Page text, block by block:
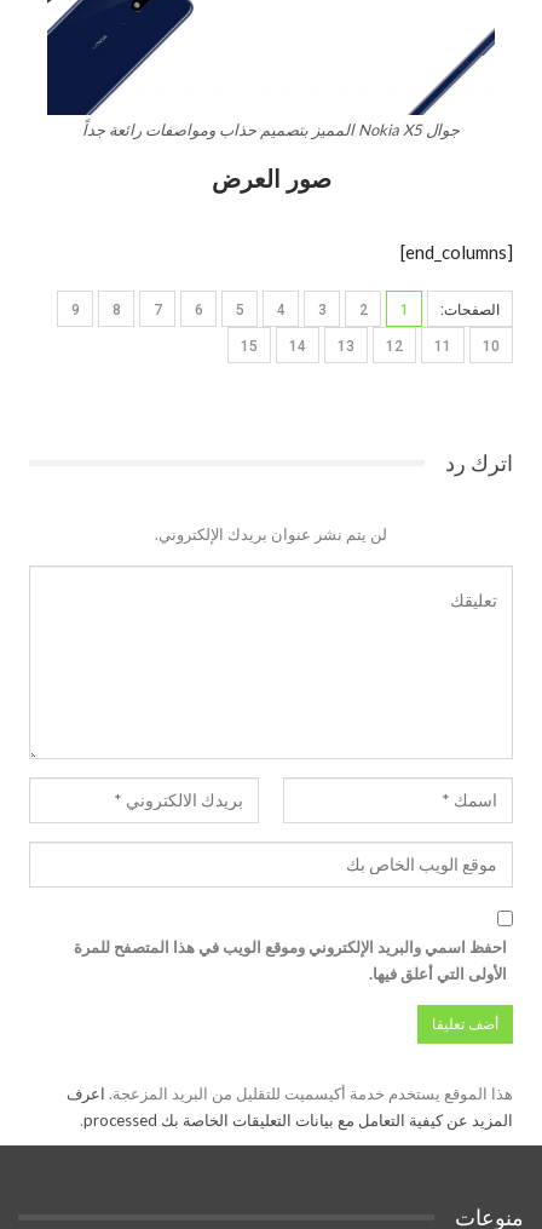
جوال Nokia X5 المميز بتصميم حذاب ومواصفات رائعة جداً
صور العرض
[end_columns]
الصفحات: 1
2
3
4
5
6
7
8
9
10
11
12
13
14
15
اترك رد
لن يتم نشر عنوان بريدك الإلكتروني.
احفظ اسمي والبريد الإلكتروني وموقع الويب في هذا المتصفح للمرة
الأولى التي أعلق فيها.
هذا الموقع يستخدم خدمة أكيسميت للتقليل من البريد المزعجة. اعرف
المزيد عن كيفية التعامل مع بيانات التعليقات الخاصة بك processed
.
منوعات